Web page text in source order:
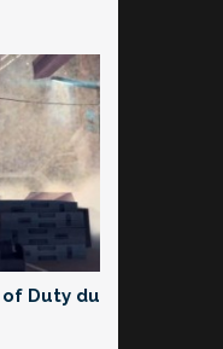
Duty du